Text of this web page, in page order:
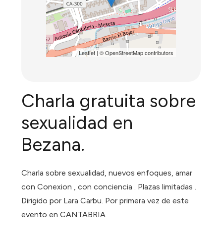
Leaflet| ©OpenStreetMapcontributors
Charla gratuita sobre
sexualidad en
Bezana.
Charla sobre sexualidad, nuevos enfoques, amar
con Conexion , con conciencia . Plazas limitadas .
Dirigido por Lara Carbu. Por primera vez de este
evento en CANTABRIA